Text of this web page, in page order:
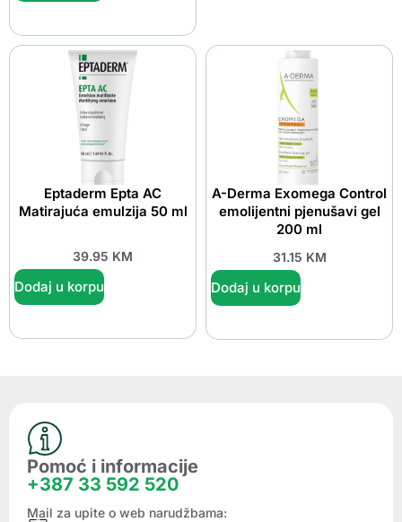
Eptaderm Epta AC
Matirajuća emulzija 50 ml
39.95 KM
Dodaj u korpu
A-Derma Exomega Control
emolijentni pjenušavi gel
200 ml
31.15 KM
Dodaj u korpu
Pomoć i informacije
+387 33 592 520
Mail za upite o web narudžbama: